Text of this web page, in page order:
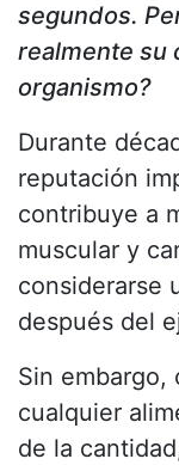
segundos.
realmente su
organismo?
Durante
reputación
contribuye a
muscular y
considerarse
después del
Sin embargo,
cualquier
de la